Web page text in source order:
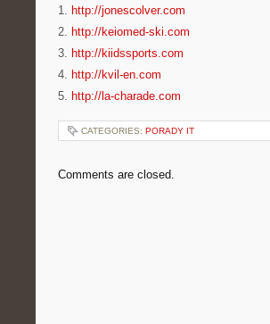
1. http://jonescolver.com
2. http://keiomed-ski.com
3. http://kiidssports.com
4. http://kvil-en.com
5. http://la-charade.com
CATEGORIES: PORADY IT
Comments are closed.